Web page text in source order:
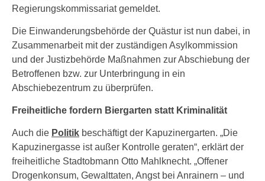
Regierungskommissariat gemeldet.
Die Einwanderungsbehörde der Quästur ist nun dabei, in
Zusammenarbeit mit der zuständigen Asylkommission
und der Justizbehörde Maßnahmen zur Abschiebung der
Betroffenen bzw. zur Unterbringung in ein
Abschiebezentrum zu überprüfen.
Freiheitliche fordern Biergarten statt Kriminalität
Auch die Politik beschäftigt der Kapuzinergarten. „Die
Kapuzinergasse ist außer Kontrolle geraten“, erklärt der
freiheitliche Stadtobmann Otto Mahlknecht. „Offener
Drogenkonsum, Gewalttaten, Angst bei Anrainern – und